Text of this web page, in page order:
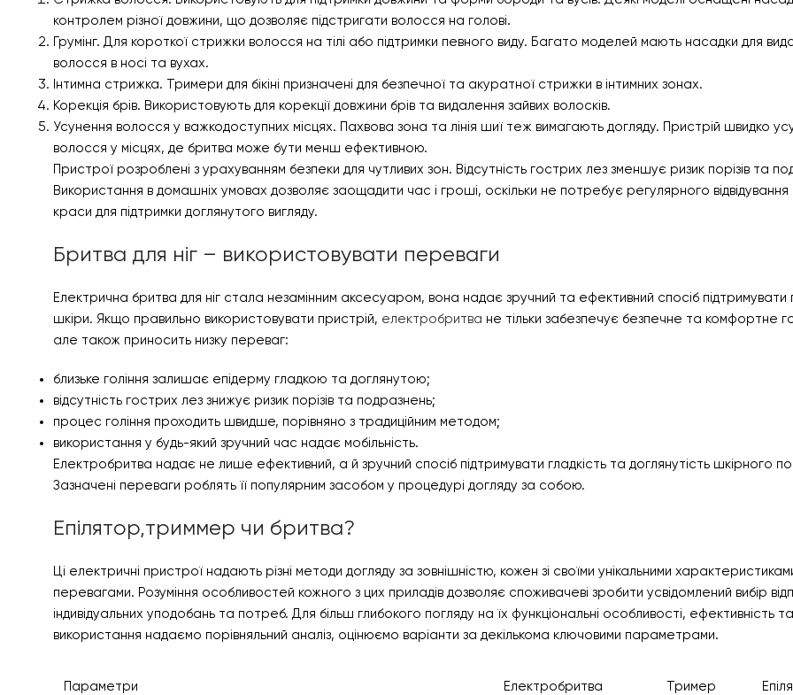
контролем різної довжини, що дозволяє підстригати волосся на голові.
Грумінг. Для короткої стрижки волосся на тілі або підтримки певного виду. Багато моделей мають насадки для
волосся в носі та вухах.
Інтимна стрижка. Тримери для бікіні призначені для безпечної та акуратної стрижки в інтимних зонах.
Корекція брів. Використовують для корекції довжини брів та видалення зайвих волосків.
Усунення волосся у важкодоступних місцях. Пахвова зона та лінія шиї теж вимагають догляду. Пристрій швидко
волосся у місцях, де бритва може бути менш ефективною.
Пристрої розроблені з урахуванням безпеки для чутливих зон. Відсутність гострих лез зменшує ризик порізів та
Використання в домашніх умовах дозволяє заощадити час і гроші, оскільки не потребує регулярного відвідування
краси для підтримки доглянутого вигляду.
Бритва для ніг – використовувати переваги
Електрична бритва для ніг стала незамінним аксесуаром, вона надає зручний та ефективний спосіб підтримувати
шкіри. Якщо правильно використовувати пристрій, електробритва не тільки забезпечує безпечне та комфортне
але також приносить низку переваг:
близьке гоління залишає епідерму гладкою та доглянутою;
відсутність гострих лез знижує ризик порізів та подразнень;
процес гоління проходить швидше, порівняно з традиційним методом;
використання у будь-який зручний час надає мобільність.
Електробритва надає не лише ефективний, а й зручний спосіб підтримувати гладкість та доглянутість шкірного
Зазначені переваги роблять її популярним засобом у процедурі догляду за собою.
Епілятор,триммер чи бритва?
Ці електричні пристрої надають різні методи догляду за зовнішністю, кожен зі своїми унікальними
перевагами. Розуміння особливостей кожного з цих приладів дозволяє споживачеві зробити усвідомлений вибір
індивідуальних уподобань та потреб. Для більш глибокого погляду на їх функціональні особливості, ефективність
використання надаємо порівняльний аналіз, оцінюємо варіанти за декількома ключовими параметрами.
Параметри Електробритва Тример